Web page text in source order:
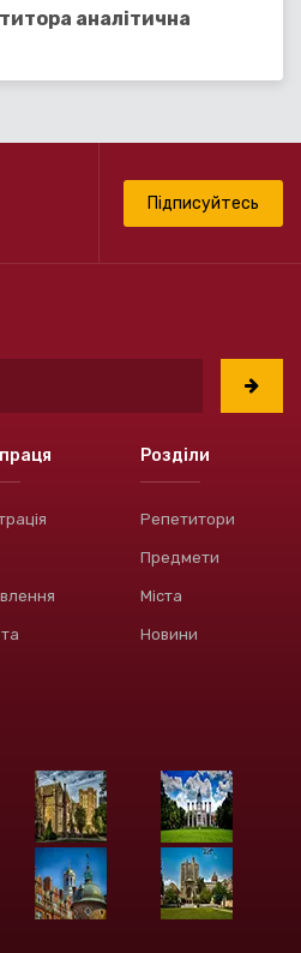
аналітична
Підписуйтесь
Розділи
Репетитори
Предмети
Міста
Новини